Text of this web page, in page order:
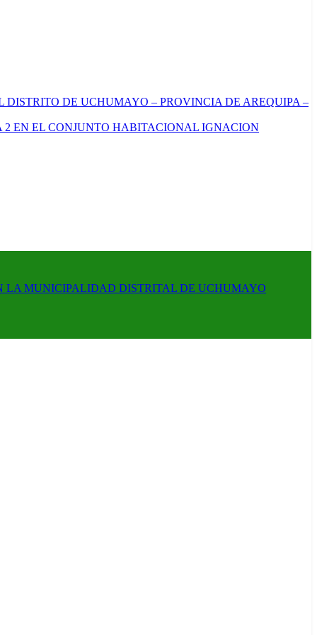
DISTRITO DE UCHUMAYO – PROVINCIA DE AREQUIPA –
EN EL CONJUNTO HABITACIONAL IGNACION
LA MUNICIPALIDAD DISTRITAL DE UCHUMAYO